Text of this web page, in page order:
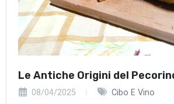
Le Antiche Origini del
08/04/2025 Cibo E Vino